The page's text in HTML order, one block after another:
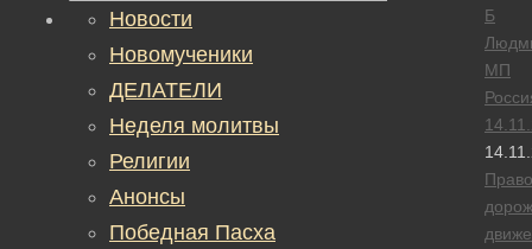
Б
МП
Новости
Новомученики
ДЕЛАТЕЛИ
Неделя молитвы
Религии
Анонсы
Победная Пасха